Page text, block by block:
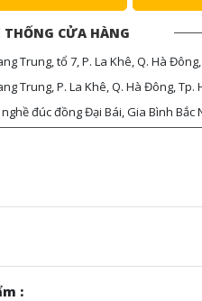
THỐNG CỬA HÀNG
Trung, tổ 7, P. La Khê, Q. Hà
Trung, P. La Khê, Q. Hà Đông, Tp.
đúc đồng Đại Bái, Gia Bình Bắc
: